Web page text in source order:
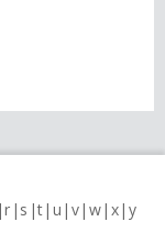
r s t u v w x y